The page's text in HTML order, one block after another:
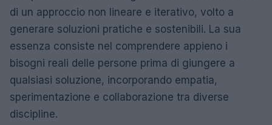
di un approccio non lineare e iterativo, volto a
generare soluzioni pratiche e sostenibili. La sua
essenza consiste nel comprendere appieno i
bisogni reali delle persone prima di giungere a
qualsiasi soluzione, incorporando empatia,
sperimentazione e collaborazione tra diverse
discipline.